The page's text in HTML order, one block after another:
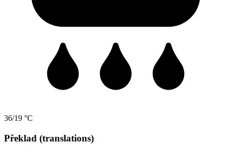
36/19 °C
Překlad (translations)